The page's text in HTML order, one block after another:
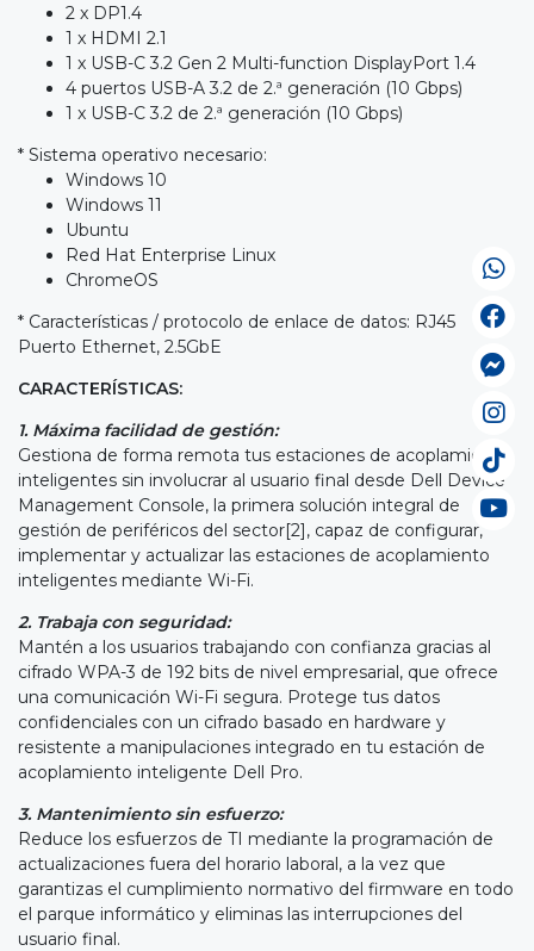
2 x DP1.4
1 x HDMI 2.1
1 x USB-C 3.2 Gen 2 Multi-function DisplayPort 1.4
4 puertos USB-A 3.2 de 2.ª generación (10 Gbps)
1 x USB-C 3.2 de 2.ª generación (10 Gbps)
* Sistema operativo necesario:
Windows 10
Windows 11
Ubuntu
Red Hat Enterprise Linux
ChromeOS
* Características / protocolo de enlace de datos: RJ45
Puerto Ethernet, 2.5GbE
CARACTERÍSTICAS:
1. Máxima facilidad de gestión:
Gestiona de forma remota tus estaciones de acoplamiento
inteligentes sin involucrar al usuario final desde Dell Device
Management Console, la primera solución integral de
gestión de periféricos del sector[2], capaz de configurar,
implementar y actualizar las estaciones de acoplamiento
inteligentes mediante Wi-Fi.
2. Trabaja con seguridad:
Mantén a los usuarios trabajando con confianza gracias al
cifrado WPA-3 de 192 bits de nivel empresarial, que ofrece
una comunicación Wi-Fi segura. Protege tus datos
confidenciales con un cifrado basado en hardware y
resistente a manipulaciones integrado en tu estación de
acoplamiento inteligente Dell Pro.
3. Mantenimiento sin esfuerzo:
Reduce los esfuerzos de TI mediante la programación de
actualizaciones fuera del horario laboral, a la vez que
garantizas el cumplimiento normativo del firmware en todo
el parque informático y eliminas las interrupciones del
usuario final.